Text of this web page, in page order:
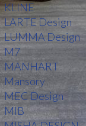
KLINE
LARTE Design
LUMMA Design
M7
MANHART
Mansory
MEC Design
MIB